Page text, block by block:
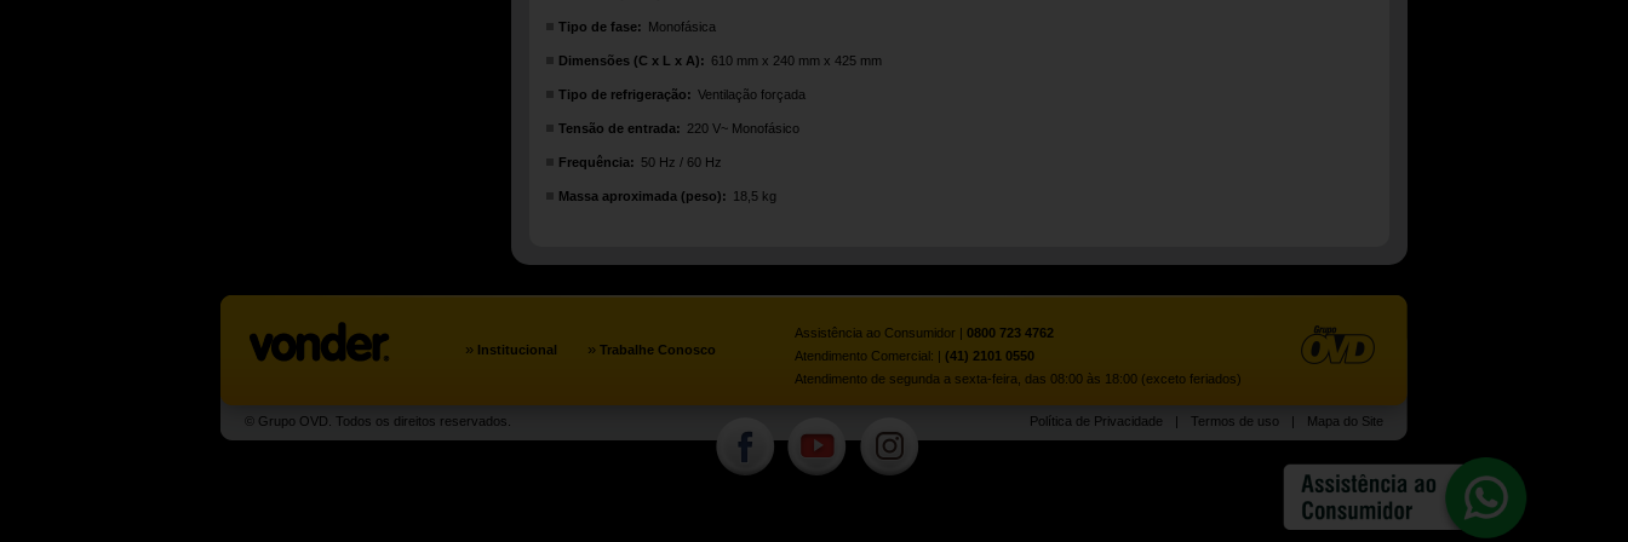
Tipo de fase: Monofásica
Dimensões (C x L x A): 610 mm x 240 mm x 425 mm
Tipo de refrigeração: Ventilação forçada
Tensão de entrada: 220 V~ Monofásico
Frequência: 50 Hz / 60 Hz
Massa aproximada (peso): 18,5 kg
» Institucional » Trabalhe Conosco
Assistência ao Consumidor | 0800 723 4762
Atendimento Comercial: | (41) 2101 0550
Atendimento de segunda a sexta-feira, das 08:00 às 18:00 (exceto feriados)
© Grupo OVD. Todos os direitos reservados. Política de Privacidade | Termos de uso | Mapa do Site